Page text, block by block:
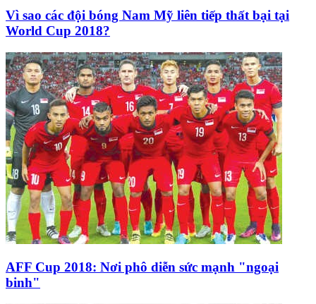
Vì sao các đội bóng Nam Mỹ liên tiếp thất bại tại
World Cup 2018?
AFF Cup 2018: Nơi phô diễn sức mạnh "ngoại
binh"